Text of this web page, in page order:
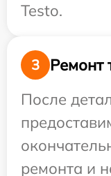
Testo.
3
Ремонт
После
ремонта и